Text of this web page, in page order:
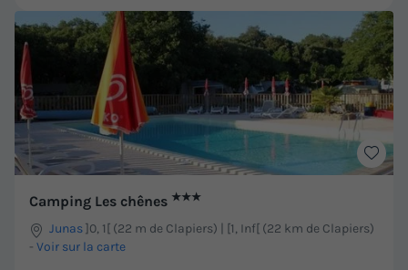
Camping Les chênes ★★★
Junas]0, 1[ (22 m de Clapiers) | [1, Inf[ (22 km de Clapiers)
- Voir sur la carte